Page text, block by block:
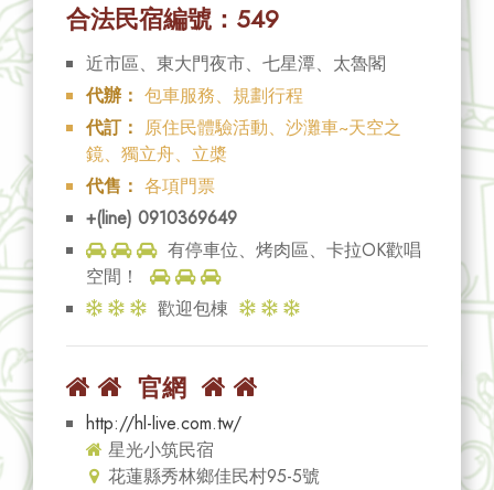
合法民宿編號：549
近市區、東大門夜市、七星潭、太魯閣
代辦： 包車服務、規劃行程
代訂： 原住民體驗活動、沙灘車~天空之
鏡、獨立舟、立槳
代售： 各項門票
+(line) 0910369649
有停車位、烤肉區、卡拉OK歡唱
空間！
歡迎包棟
官網
http://hl-live.com.tw/
星光小筑民宿
花蓮縣秀林鄉佳民村95-5號